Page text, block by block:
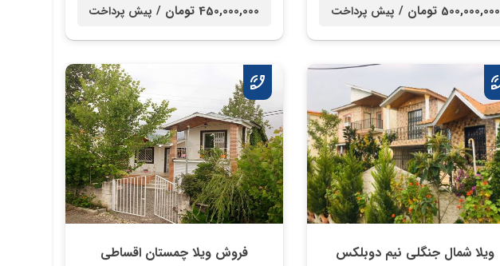
500,000,000 تومان / پیش پرداخت 450,000,000 تومان / پیش پرداخت
ویلا شمال جنگلی نیم دوبلکس فروش ویلا چمستان اقساطی